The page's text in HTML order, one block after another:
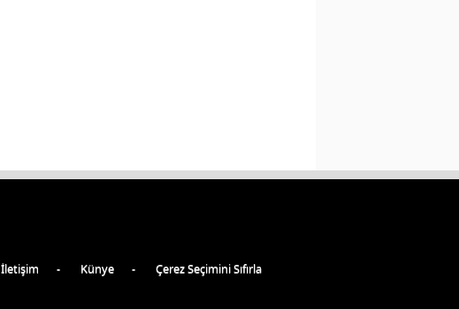
İletişim Künye Çerez Seçimini Sıfırla